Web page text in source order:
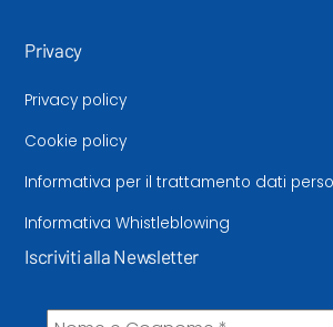
Privacy
Privacy policy
Cookie policy
Informativa per il trattamento dati
Informativa Whistleblowing
Iscriviti alla Newsletter